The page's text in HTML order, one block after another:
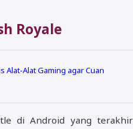
Royale
Alat-Alat Gaming agar Cuan
di Android yang terakhir